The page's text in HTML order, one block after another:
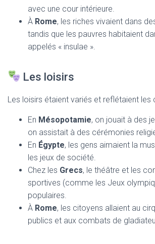
avec une cour intérieure.
À Rome, les riches vivaient dans
tandis que les pauvres habitaient
appelés « insulae ».
Les loisirs
Les loisirs étaient variés et reflétaient les
En Mésopotamie, on jouait à des
on assistait à des cérémonies
En Égypte, les gens aimaient la
les jeux de société.
Chez les Grecs, le théâtre et les
sportives (comme les Jeux
populaires.
À Rome, les citoyens allaient au
publics et aux combats de